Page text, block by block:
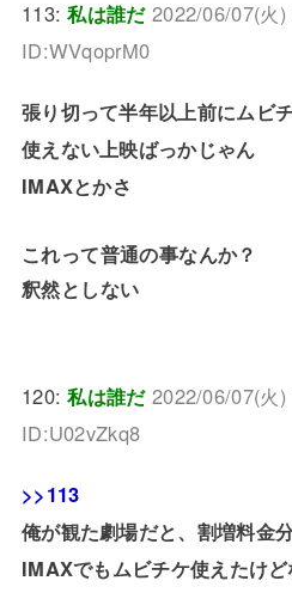
113:私は誰だ 2022/06/07(火
ID:WVqoprM0
張り切って半年以上前にムビ
使えない上映ばっかじゃん
IMAXとかさ
これって普通の事なんか？
釈然としない
120:私は誰だ 2022/06/07(火
ID:U02vZkq8
>>113
俺が観た劇場だと、割増料金
IMAXでもムビチケ使えたけど